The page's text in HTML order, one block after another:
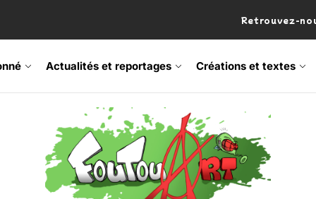
Retrouvez-
Actualités et reportages Créations et textes
Fripon – vernissage 21 mai (Lyon)
Festival – Samedi 18 juillet (Vaulx-en-Velin)